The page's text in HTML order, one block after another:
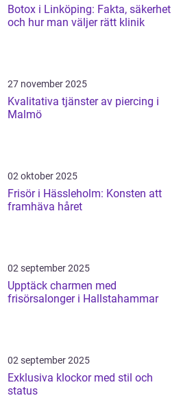
Botox i Linköping: Fakta, säkerhet
och hur man väljer rätt klinik
27 november 2025
Kvalitativa tjänster av piercing i
Malmö
02 oktober 2025
Frisör i Hässleholm: Konsten att
framhäva håret
02 september 2025
Upptäck charmen med
frisörsalonger i Hallstahammar
02 september 2025
Exklusiva klockor med stil och
status